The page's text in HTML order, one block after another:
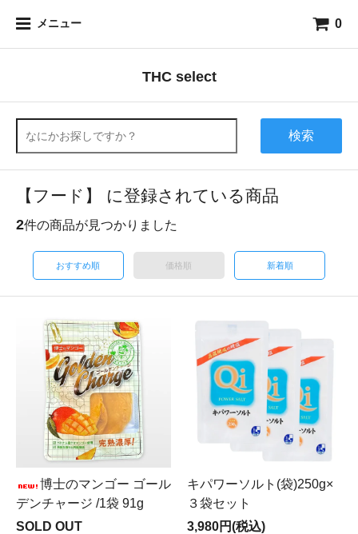
メニュー 0
THC select
検索
【フード】 に登録されている商品
2件の商品が見つかりました
おすすめ順 価格順 新着順
博士のマンゴー ゴール
デンチャージ /1袋 91g
SOLD OUT
キパワーソルト(袋)250g×
３袋セット
3,980円(税込)